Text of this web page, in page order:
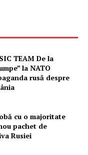
TEAM De la
la NATO
rusă despre
cu o majoritate
pachet de
Rusiei